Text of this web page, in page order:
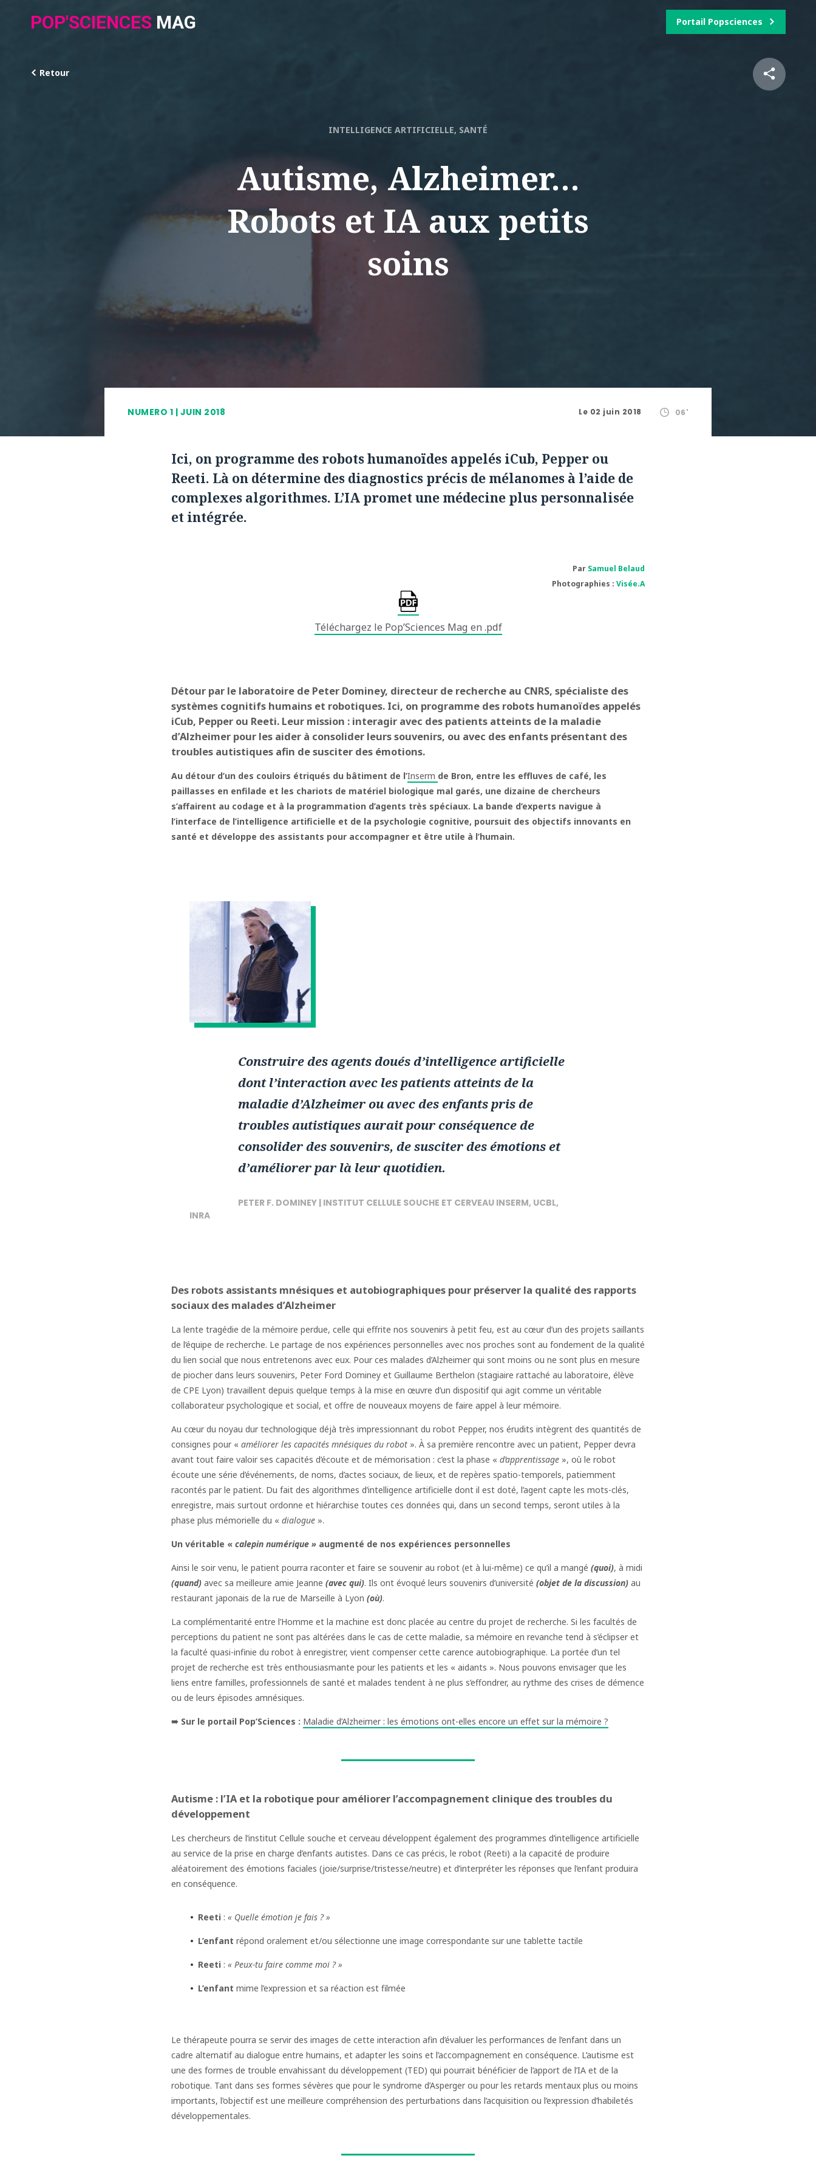
POP'SCIENCES MAG Portail Popsciences
Retour
INTELLIGENCE ARTIFICIELLE, SANTÉ
Autisme, Alzheimer…
Robots et IA aux petits
soins
Ici, on programme des robots humanoïdes appelés iCub, Pepper ou
Reeti. Là on détermine des diagnostics précis de mélanomes à l’aide de
complexes algorithmes. L’IA promet une médecine plus personnalisée
et intégrée.
Par Samuel Belaud
Photographies : Visée.A
Téléchargez le Pop’Sciences Mag en .pdf
Détour par le laboratoire de Peter Dominey, directeur de recherche au CNRS, spécialiste des
systèmes cognitifs humains et robotiques. Ici, on programme des robots humanoïdes appelés
iCub, Pepper ou Reeti. Leur mission : interagir avec des patients atteints de la maladie
d’Alzheimer pour les aider à consolider leurs souvenirs, ou avec des enfants présentant des
troubles autistiques afin de susciter des émotions.
Au détour d’un des couloirs étriqués du bâtiment de l’Inserm de Bron, entre les effluves de café, les
paillasses en enfilade et les chariots de matériel biologique mal garés, une dizaine de chercheurs
s’affairent au codage et à la programmation d’agents très spéciaux. La bande d’experts navigue à
l’interface de l’intelligence artificielle et de la psychologie cognitive, poursuit des objectifs innovants en
santé et développe des assistants pour accompagner et être utile à l’humain.
Construire des agents doués d’intelligence artificielle
dont l’interaction avec les patients atteints de la
maladie d’Alzheimer ou avec des enfants pris de
troubles autistiques aurait pour conséquence de
consolider des souvenirs, de susciter des émotions et
d’améliorer par là leur quotidien.
PETER F. DOMINEY | INSTITUT CELLULE SOUCHE ET CERVEAU INSERM, UCBL,
INRA
Des robots assistants mnésiques et autobiographiques pour préserver la qualité des rapports
sociaux des malades d’Alzheimer
La lente tragédie de la mémoire perdue, celle qui effrite nos souvenirs à petit feu, est au cœur d’un des projets saillants
de l’équipe de recherche. Le partage de nos expériences personnelles avec nos proches sont au fondement de la qualité
du lien social que nous entretenons avec eux. Pour ces malades d’Alzheimer qui sont moins ou ne sont plus en mesure
de piocher dans leurs souvenirs, Peter Ford Dominey et Guillaume Berthelon (stagiaire rattaché au laboratoire, élève
de CPE Lyon) travaillent depuis quelque temps à la mise en œuvre d’un dispositif qui agit comme un véritable
collaborateur psychologique et social, et offre de nouveaux moyens de faire appel à leur mémoire.
Au cœur du noyau dur technologique déjà très impressionnant du robot Pepper, nos érudits intègrent des quantités de
consignes pour « améliorer les capacités mnésiques du robot ». À sa première rencontre avec un patient, Pepper devra
avant tout faire valoir ses capacités d’écoute et de mémorisation : c’est la phase « d’apprentissage », où le robot
écoute une série d’événements, de noms, d’actes sociaux, de lieux, et de repères spatio-temporels, patiemment
racontés par le patient. Du fait des algorithmes d’intelligence artificielle dont il est doté, l’agent capte les mots-clés,
enregistre, mais surtout ordonne et hiérarchise toutes ces données qui, dans un second temps, seront utiles à la
phase plus mémorielle du « dialogue ».
Un véritable « calepin numérique » augmenté de nos expériences personnelles
Ainsi le soir venu, le patient pourra raconter et faire se souvenir au robot (et à lui-même) ce qu’il a mangé (quoi), à midi
(quand) avec sa meilleure amie Jeanne (avec qui). Ils ont évoqué leurs souvenirs d’université (objet de la discussion) au
restaurant japonais de la rue de Marseille à Lyon (où).
La complémentarité entre l’Homme et la machine est donc placée au centre du projet de recherche. Si les facultés de
perceptions du patient ne sont pas altérées dans le cas de cette maladie, sa mémoire en revanche tend à s’éclipser et
la faculté quasi-infinie du robot à enregistrer, vient compenser cette carence autobiographique. La portée d’un tel
projet de recherche est très enthousiasmante pour les patients et les « aidants ». Nous pouvons envisager que les
liens entre familles, professionnels de santé et malades tendent à ne plus s’effondrer, au rythme des crises de démence
ou de leurs épisodes amnésiques.
➠ Sur le portail Pop’Sciences : Maladie d’Alzheimer : les émotions ont-elles encore un effet sur la mémoire ?
Autisme : l’IA et la robotique pour améliorer l’accompagnement clinique des troubles du
développement
Les chercheurs de l’institut Cellule souche et cerveau développent également des programmes d’intelligence artificielle
au service de la prise en charge d’enfants autistes. Dans ce cas précis, le robot (Reeti) a la capacité de produire
aléatoirement des émotions faciales (joie/surprise/tristesse/neutre) et d’interpréter les réponses que l’enfant produira
en conséquence.
Reeti : « Quelle émotion je fais ? »
L’enfant répond oralement et/ou sélectionne une image correspondante sur une tablette tactile
Reeti : « Peux-tu faire comme moi ? »
L’enfant mime l’expression et sa réaction est filmée
Le thérapeute pourra se servir des images de cette interaction afin d’évaluer les performances de l’enfant dans un
cadre alternatif au dialogue entre humains, et adapter les soins et l’accompagnement en conséquence. L’autisme est
une des formes de trouble envahissant du développement (TED) qui pourrait bénéficier de l’apport de l’IA et de la
robotique. Tant dans ses formes sévères que pour le syndrome d’Asperger ou pour les retards mentaux plus ou moins
importants, l’objectif est une meilleure compréhension des perturbations dans l’acquisition ou l’expression d’habiletés
développementales.
NUMERO 1 | JUIN 2018 06'
Le 02 juin 2018